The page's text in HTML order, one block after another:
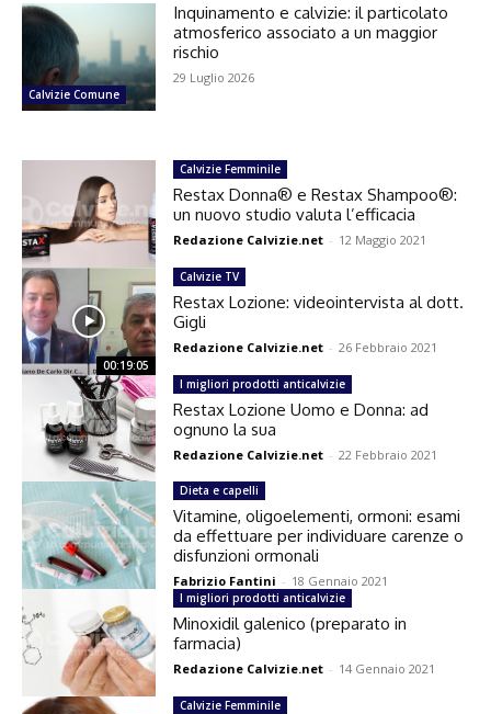
Calvizie Comune
Inquinamento e calvizie: il particolato
atmosferico associato a un maggior
rischio
29 Luglio 2026
Calvizie Femminile
Restax Donna® e Restax Shampoo®:
un nuovo studio valuta l’efficacia
Redazione Calvizie.net - 12 Maggio 2021
00:19:05
Calvizie TV
Restax Lozione: videointervista al dott.
Gigli
Redazione Calvizie.net - 26 Febbraio 2021
I migliori prodotti anticalvizie
Restax Lozione Uomo e Donna: ad
ognuno la sua
Redazione Calvizie.net - 22 Febbraio 2021
Dieta e capelli
Vitamine, oligoelementi, ormoni: esami
da effettuare per individuare carenze o
disfunzioni ormonali
Fabrizio Fantini - 18 Gennaio 2021
I migliori prodotti anticalvizie
Minoxidil galenico (preparato in
farmacia)
Redazione Calvizie.net - 14 Gennaio 2021
Calvizie Femminile